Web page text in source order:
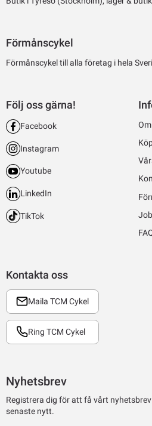
Förmånscykel
Förmånscykel till alla företag i hela
Kontakta oss
Maila TCM Cykel
Ring TCM Cykel
Följ oss gärna!
Facebook
Instagram
Youtube
LinkedIn
TikTok
Nyhetsbrev
Registrera dig för att få vårt
senaste nytt.